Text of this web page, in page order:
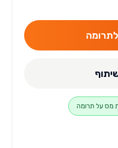
לתרומה
מס על תרומה